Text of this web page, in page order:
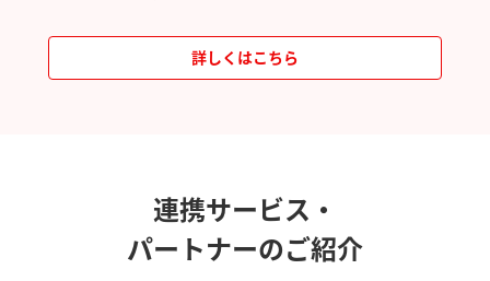
詳しくはこちら
連携サービス・
パートナーのご紹介